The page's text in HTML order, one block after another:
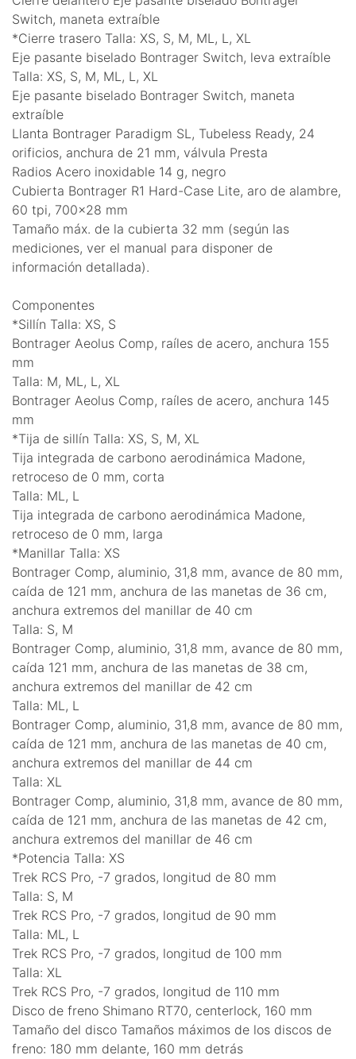
Switch, maneta extraíble
*Cierre trasero Talla: XS, S, M, ML, L, XL
Eje pasante biselado Bontrager Switch, leva extraíble
Talla: XS, S, M, ML, L, XL
Eje pasante biselado Bontrager Switch, maneta
extraíble
Llanta Bontrager Paradigm SL, Tubeless Ready, 24
orificios, anchura de 21 mm, válvula Presta
Radios Acero inoxidable 14 g, negro
Cubierta Bontrager R1 Hard-Case Lite, aro de alambre,
60 tpi, 700x28 mm
Tamaño máx. de la cubierta 32 mm (según las
mediciones, ver el manual para disponer de
información detallada).
Componentes
*Sillín Talla: XS, S
Bontrager Aeolus Comp, raíles de acero, anchura 155
mm
Talla: M, ML, L, XL
Bontrager Aeolus Comp, raíles de acero, anchura 145
mm
*Tija de sillín Talla: XS, S, M, XL
Tija integrada de carbono aerodinámica Madone,
retroceso de 0 mm, corta
Talla: ML, L
Tija integrada de carbono aerodinámica Madone,
retroceso de 0 mm, larga
*Manillar Talla: XS
Bontrager Comp, aluminio, 31,8 mm, avance de 80 mm,
caída de 121 mm, anchura de las manetas de 36 cm,
anchura extremos del manillar de 40 cm
Talla: S, M
Bontrager Comp, aluminio, 31,8 mm, avance de 80 mm,
caída 121 mm, anchura de las manetas de 38 cm,
anchura extremos del manillar de 42 cm
Talla: ML, L
Bontrager Comp, aluminio, 31,8 mm, avance de 80 mm,
caída de 121 mm, anchura de las manetas de 40 cm,
anchura extremos del manillar de 44 cm
Talla: XL
Bontrager Comp, aluminio, 31,8 mm, avance de 80 mm,
caída de 121 mm, anchura de las manetas de 42 cm,
anchura extremos del manillar de 46 cm
*Potencia Talla: XS
Trek RCS Pro, -7 grados, longitud de 80 mm
Talla: S, M
Trek RCS Pro, -7 grados, longitud de 90 mm
Talla: ML, L
Trek RCS Pro, -7 grados, longitud de 100 mm
Talla: XL
Trek RCS Pro, -7 grados, longitud de 110 mm
Disco de freno Shimano RT70, centerlock, 160 mm
Tamaño del disco Tamaños máximos de los discos de
freno: 180 mm delante, 160 mm detrás